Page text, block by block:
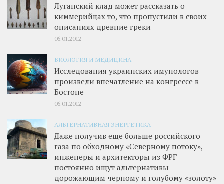
Луганский клад может рассказать о
киммерийцах то, что пропустили в своих
описаниях древние греки
06.01.2012
БИОЛОГИЯ И МЕДИЦИНА
Исследования украинских имунологов
произвели впечатление на конгрессе в
Бостоне
06.01.2012
АЛЬТЕРНАТИВНАЯ ЭНЕРГЕТИКА
Даже получив еще больше российского
газа по обходному «Северному потоку»,
инженеры и архитекторы из ФРГ
постоянно ищут альтернативы
дорожающим черному и голубому «золоту»